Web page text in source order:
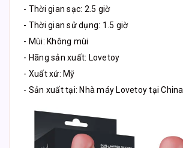
- Thời gian sạc: 2.5 giờ
- Thời gian sử dụng: 1.5 giờ
- Mùi: Không mùi
- Hãng sản xuất: Lovetoy
- Xuất xứ: Mỹ
- Sản xuất tại: Nhà máy Lovetoy tại China